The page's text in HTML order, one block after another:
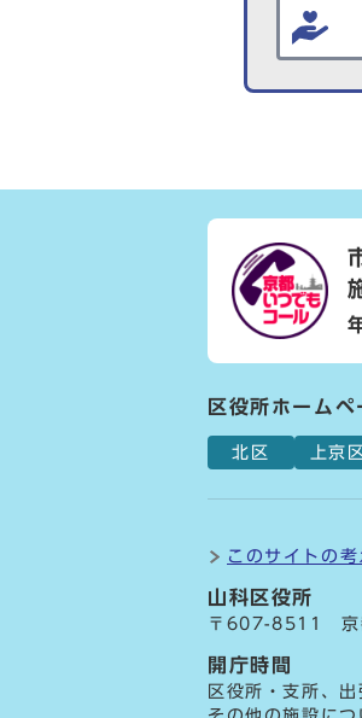
区役所ホームペ
北区 上京区
このサイトの考
山科区役所
〒607-8511 京
開庁時間
区役所・支所、